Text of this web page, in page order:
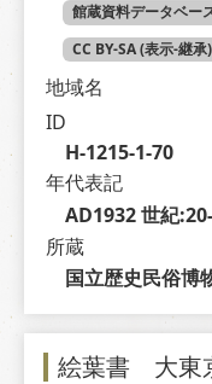
館蔵資料データベー
CC BY-SA (表示-継承
地域名
ID
H-1215-1-70
年代表記
AD1932 世紀
所蔵
国立歴史民俗博
絵葉書 大東